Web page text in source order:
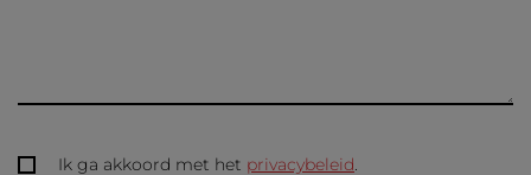
Ik ga akkoord met het privacybeleid.